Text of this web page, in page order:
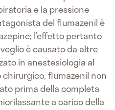
e la pressione
del flumazenil è
l’effetto pertanto
è causato da altre
in anestesiologia al
flumazenil non
prima della completa
a carico della